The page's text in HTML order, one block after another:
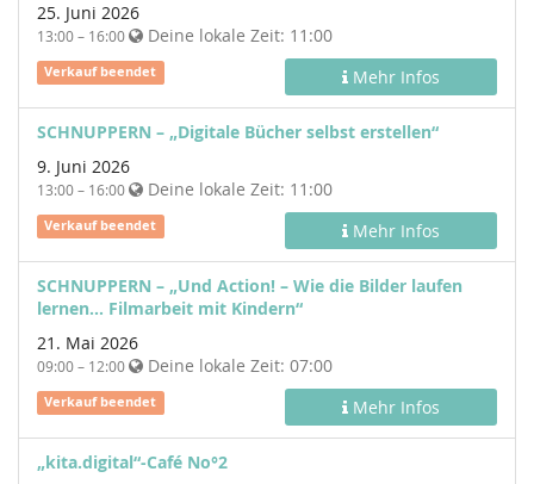
25. Juni 2026
13:00 – 16:00 Deine lokale Zeit: 11:00
Verkauf beendet Mehr Infos
SCHNUPPERN – „Digitale Bücher selbst erstellen“
9. Juni 2026
13:00 – 16:00 Deine lokale Zeit: 11:00
Verkauf beendet Mehr Infos
SCHNUPPERN – „Und Action! – Wie die Bilder laufen
lernen… Filmarbeit mit Kindern“
21. Mai 2026
09:00 – 12:00 Deine lokale Zeit: 07:00
Verkauf beendet Mehr Infos
„kita.digital“-Café No°2